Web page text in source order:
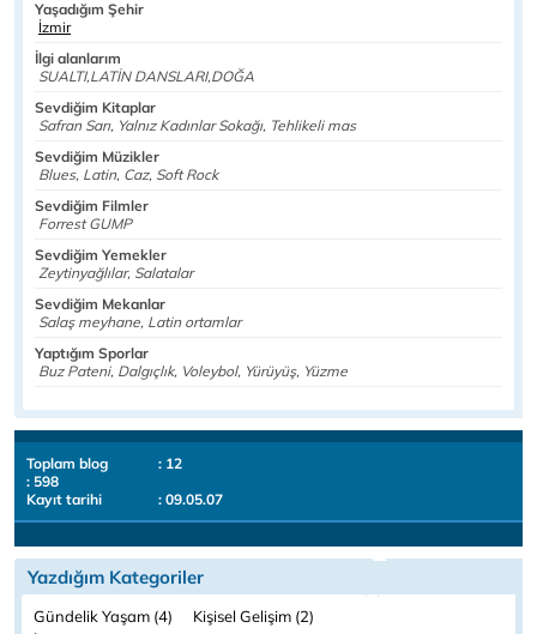
Yaşadığım Şehir
İzmir
İlgi alanlarım
SUALTI,LATİN DANSLARI,DOĞA
Sevdiğim Kitaplar
Safran Sarı, Yalnız Kadınlar Sokağı, Tehlikeli mas
Sevdiğim Müzikler
Blues, Latin, Caz, Soft Rock
Sevdiğim Filmler
Forrest GUMP
Sevdiğim Yemekler
Zeytinyağlılar, Salatalar
Sevdiğim Mekanlar
Salaş meyhane, Latin ortamlar
Yaptığım Sporlar
Buz Pateni, Dalgıçlık, Voleybol, Yürüyüş, Yüzme
Toplam blog
: 12
: 598
Kayıt tarihi
: 09.05.07
Yazdığım Kategoriler
Gündelik Yaşam (4)
Kişisel Gelişim (2)